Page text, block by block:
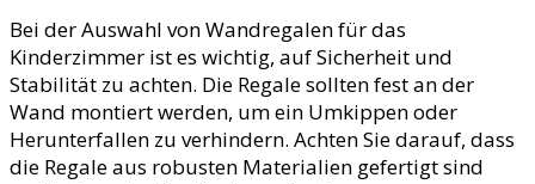
Bei der Auswahl von Wandregalen für das
Kinderzimmer ist es wichtig, auf Sicherheit und
Stabilität zu achten. Die Regale sollten fest an der
Wand montiert werden, um ein Umkippen oder
Herunterfallen zu verhindern. Achten Sie darauf, dass
die Regale aus robusten Materialien gefertigt sind